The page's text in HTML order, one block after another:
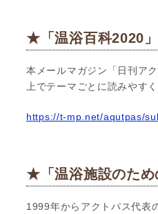
★「温浴百科2020」
本メールマガジン「日刊ア
上でテーマごとに読みやすく
https://t-mp.net/aqutpas/
★「温浴施設のため
1999年からアクトパス代表